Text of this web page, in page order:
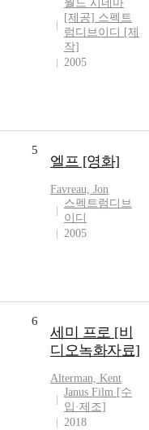
월드 시네마
[제공] 스펙트
럼디브이디 [제
작]
2005
5
엘프 [영화]
Favreau, Jon
스펙트럼디브
이디
2005
6
세미 프로 [비
디오녹화자료]
Alterman, Kent
Janus Film [수
입·제조]
2018